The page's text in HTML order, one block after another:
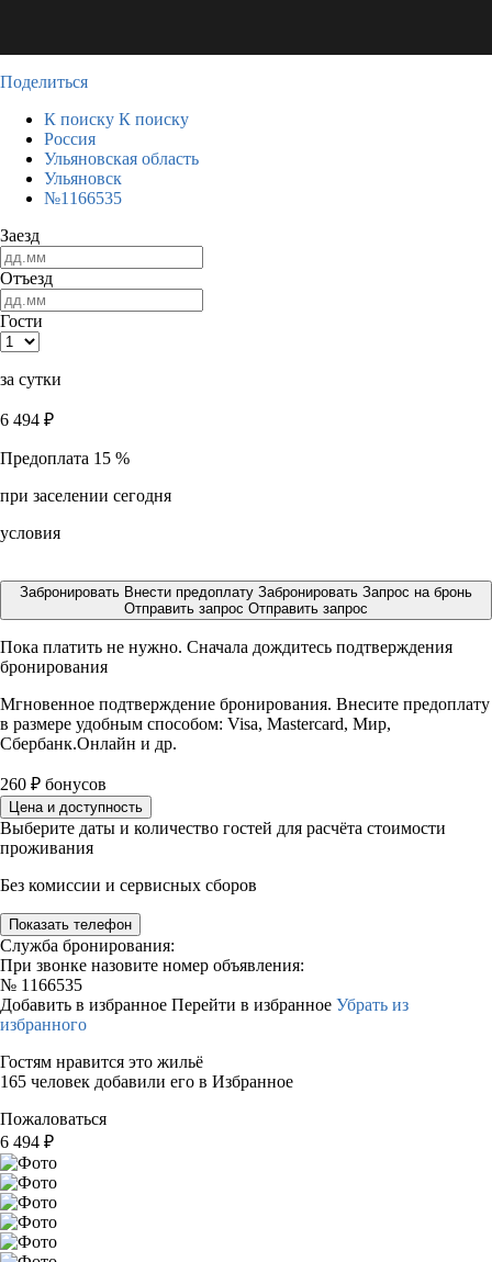
Поделиться
К поиску К поиску
Россия
Ульяновская область
Ульяновск
№1166535
Заезд
Отъезд
Гости
за сутки
6 494 ₽
Предоплата 15 %
при заселении сегодня
условия
Забронировать Внести предоплату Забронировать Запрос на бронь
Отправить запрос Отправить запрос
Пока платить не нужно. Сначала дождитесь подтверждения
бронирования
Мгновенное подтверждение бронирования. Внесите предоплату
в размере удобным способом: Visa, Mastercard, Мир,
Сбербанк.Онлайн и др.
260 ₽ бонусов
Цена и доступность
Выберите даты и количество гостей для расчёта стоимости
проживания
Без комиссии и сервисных сборов
Показать телефон
Служба бронирования:
При звонке назовите номер объявления:
№ 1166535
Добавить в избранное Перейти в избранное Убрать из
избранного
Гостям нравится это жильё
165 человек добавили его в Избранное
Пожаловаться
6 494 ₽